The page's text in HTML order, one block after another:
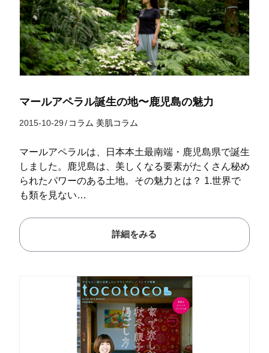
マールアペラル誕生の地〜鹿児島の魅力
2015-10-29/ コラム 美肌コラム
マールアペラルは、日本本土最南端・鹿児島県で誕生
しました。鹿児島は、美しくなる要素がたくさん秘め
られたパワーのある土地。その魅力とは？ 1.世界で
も類を見ない…
詳細をみる